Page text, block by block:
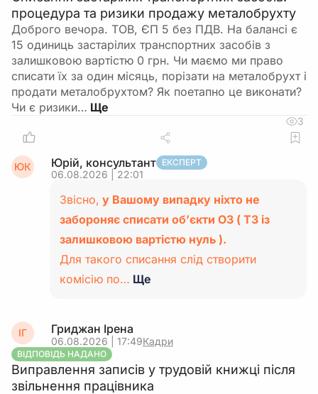
процедура та ризики продажу металобрухту
Доброго вечора. ТОВ, ЄП 5 без ПДВ. На балансі є
15 одиниць застарілих транспортних засобів з
залишковою вартістю 0 грн. Чи маємо ми право
списати їх за один місяць, порізати на металобрухт і
продати металобрухтом? Як поетапно це виконати?
Чи є ризики…
3
ЮК Юрій, консультант ЕКСПЕРТ
06.08.2026 | 22:01
Звісно, у Вашому випадку ніхто не
забороняє списати об’єкти ОЗ ( ТЗ із
залишковою вартістю нуль ).
Для такого списання слід створити
комісію по… Ще
ІГ Гриджан Ірена
06.08.2026 | 17:49Кадри
ВІДПОВІДЬ НАДАНО
Виправлення записів у трудовій книжці після
звільнення працівника